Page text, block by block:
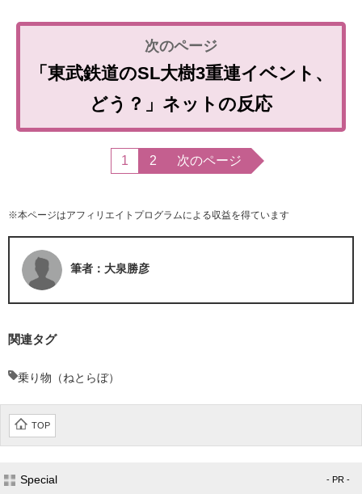
「東武鉄道のSL大樹3重連イベント、
どう？」ネットの反応
1 2 次のページ
※本ページはアフィリエイトプログラムによる収益を得ています
筆者：大泉勝彦
関連タグ
乗り物（ねとらぼ）
TOP
Special - PR -